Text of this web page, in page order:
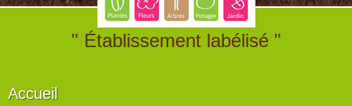
" Établissement labélisé "
Accueil